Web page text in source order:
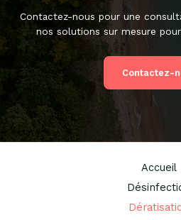
Contactez-nous pour une
nos solutions sur mesure
Contactez-
Accueil